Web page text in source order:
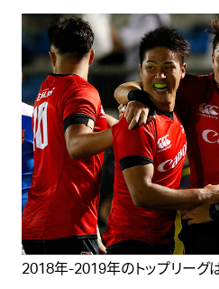
2018年-2019年のトップリーグ